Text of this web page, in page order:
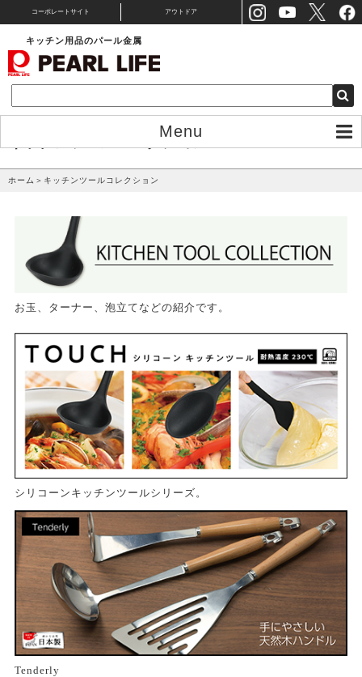
コーポレートサイト アウトドア
キッチン用品のパール金属
Menu
ホーム ＞ キッチンツールコレクション
お玉、ターナー、泡立てなどの紹介です。
シリコーンキッチンツールシリーズ。
Tenderly